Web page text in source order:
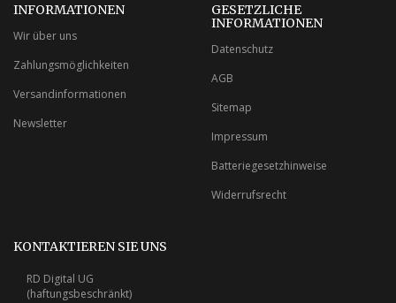
INFORMATIONEN
Wir über uns
Zahlungsmöglichkeiten
Versandinformationen
Newsletter
GESETZLICHE
INFORMATIONEN
Datenschutz
AGB
Sitemap
Impressum
Batteriegesetzhinweise
Widerrufsrecht
KONTAKTIEREN SIE UNS
RD Digital UG
(haftungsbeschränkt)